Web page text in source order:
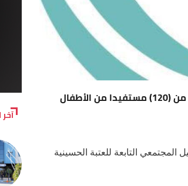
ممثل المرجعية العليا يوجه بتكفل العتبة الحسينية المقدسة بأكثر من (120) مستفيدا من الأطفال
التابعة للعتبة الحسينية